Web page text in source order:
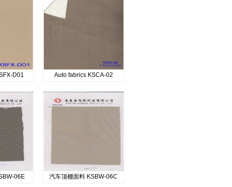
D01 Auto fabrics KSCA-02
06E 汽车顶棚面料 KSBW-06C